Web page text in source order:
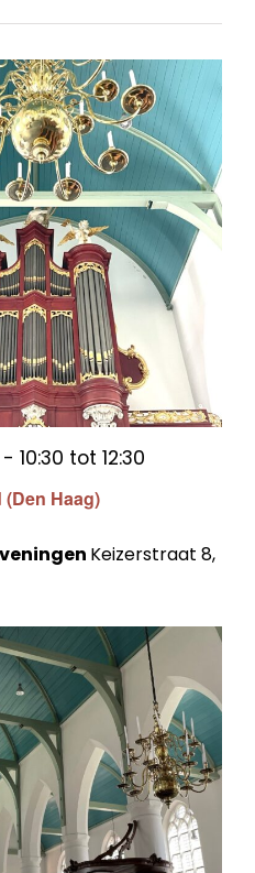
Haag)
10:30 tot 12:30
Keizerstraat 8,